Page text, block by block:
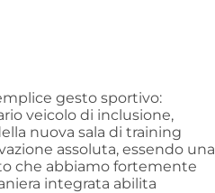
gesto sportivo:
veicolo di inclusione,
nuova sala di training
assoluta, essendo una
che abbiamo fortemente
integrata abilita